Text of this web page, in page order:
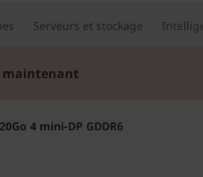
Serveurs et stockage
maintenant
4 mini-DP GDDR6